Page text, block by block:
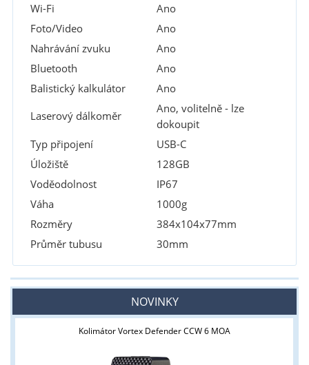
Wi-Fi
Ano
Foto/Video
Ano
Nahrávání zvuku
Ano
Bluetooth
Ano
Balistický kalkulátor
Ano
Laserový dálkoměr
Ano, volitelně - lze
dokoupit
Typ připojení
USB-C
Úložiště
128GB
Voděodolnost
IP67
Váha
1000g
Rozměry
384x104x77mm
Průměr tubusu
30mm
NOVINKY
Kolimátor Vortex Defender CCW 6 MOA